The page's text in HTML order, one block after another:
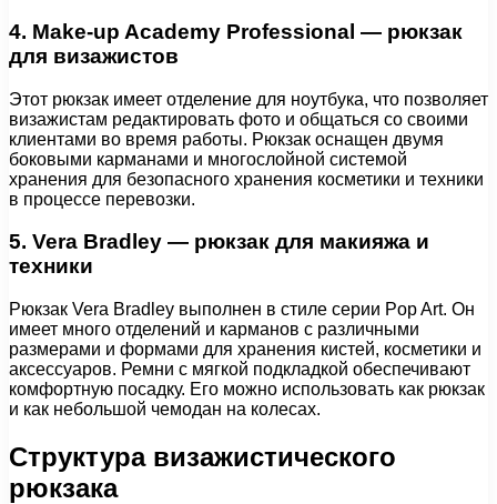
4. Make-up Academy Professional — рюкзак
для визажистов
Этот рюкзак имеет отделение для ноутбука, что позволяет
визажистам редактировать фото и общаться со своими
клиентами во время работы. Рюкзак оснащен двумя
боковыми карманами и многослойной системой
хранения для безопасного хранения косметики и техники
в процессе перевозки.
5. Vera Bradley — рюкзак для макияжа и
техники
Рюкзак Vera Bradley выполнен в стиле серии Pop Art. Он
имеет много отделений и карманов с различными
размерами и формами для хранения кистей, косметики и
аксессуаров. Ремни с мягкой подкладкой обеспечивают
комфортную посадку. Его можно использовать как рюкзак
и как небольшой чемодан на колесах.
Структура визажистического
рюкзака